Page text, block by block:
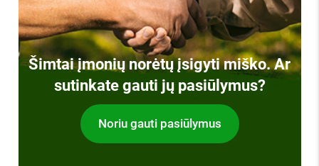
Šimtai įmonių norėtų įsigyti miško. Ar
sutinkate gauti jų pasiūlymus?
Noriu gauti pasiūlymus